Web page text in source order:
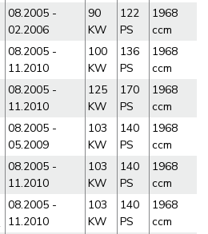
08.2005 -
02.2006
90
KW
122
PS
1968
ccm
08.2005 -
11.2010
100
KW
136
PS
1968
ccm
08.2005 -
11.2010
125
KW
170
PS
1968
ccm
08.2005 -
05.2009
103
KW
140
PS
1968
ccm
08.2005 -
11.2010
103
KW
140
PS
1968
ccm
08.2005 -
11.2010
103
KW
140
PS
1968
ccm